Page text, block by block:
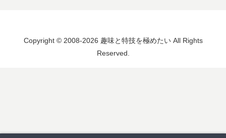
Copyright © 2008-2026 趣味と特技を極めたい All Rights
Reserved.